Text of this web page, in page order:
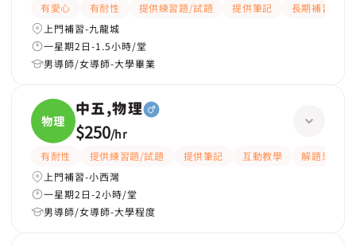
有愛心 有耐性 提供練習題/試題 提供筆記
長期補習
上門補習-九龍城
一星期2日-1.5小時/堂
男導師/女導師-大學畢業
物理
中五,物理
$250/hr
有耐性 提供練習題/試題 提供筆記 互動教學
解題思路
上門補習-小西灣
一星期2日-2小時/堂
男導師/女導師-大學程度